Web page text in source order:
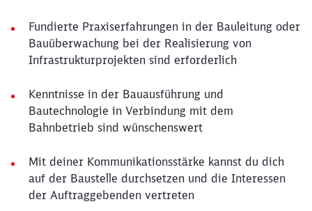
Fundierte Praxiserfahrungen in der Bauleitung oder
Bauüberwachung bei der Realisierung von
Infrastrukturprojekten sind erforderlich
Kenntnisse in der Bauausführung und
Bautechnologie in Verbindung mit dem
Bahnbetrieb sind wünschenswert
Mit deiner Kommunikationsstärke kannst du dich
auf der Baustelle durchsetzen und die Interessen
der Auftraggebenden vertreten